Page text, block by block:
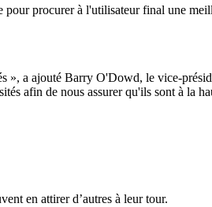
procurer à l'utilisateur final une
», a ajouté Barry O'Dowd, le vice-
afin de nous assurer qu'ils sont à la
en attirer d’autres à leur tour.